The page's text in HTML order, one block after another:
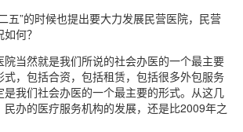
五”的时候也提出要大力发展民营医院，民营
何？
院当然就是我们所说的社会办医的一个最主要
式，包括合资，包括租赁，包括很多外包服务
我们社会办医的一个最主要的形式。从这几
办的医疗服务机构的发展，还是比2009年之